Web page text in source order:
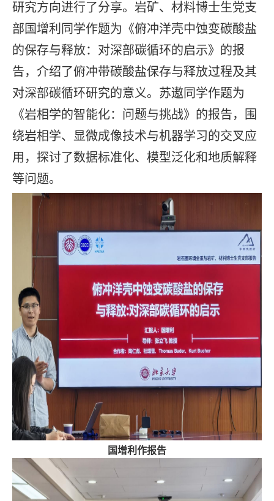
研究方向进行了分享。岩矿、材料博士生党支
部国增利同学作题为《俯冲洋壳中蚀变碳酸盐
的保存与释放：对深部碳循环的启示》的报
告，介绍了俯冲带碳酸盐保存与释放过程及其
对深部碳循环研究的意义。苏遨同学作题为
《岩相学的智能化：问题与挑战》的报告，围
绕岩相学、显微成像技术与机器学习的交叉应
用，探讨了数据标准化、模型泛化和地质解释
等问题。
国增利作报告